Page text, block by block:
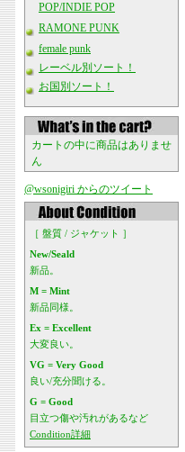
POP/INDIE POP
RAMONE PUNK
female punk
レーベル別ソート！
お国別ソート！
カートの中に商品はありませ
ん
@wsonigiri からのツイート
［ 盤質 / ジャケット ］
New/Seald
新品。
M = Mint
新品同様。
Ex = Excellent
大変良い。
VG = Very Good
良い/充分聞ける。
G = Good
目立つ傷や汚れがあるなど
Condition詳細